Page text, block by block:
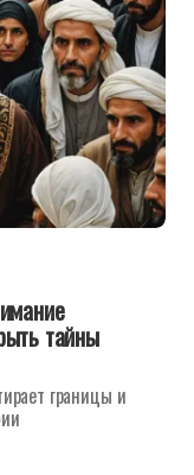
тайны
границы и